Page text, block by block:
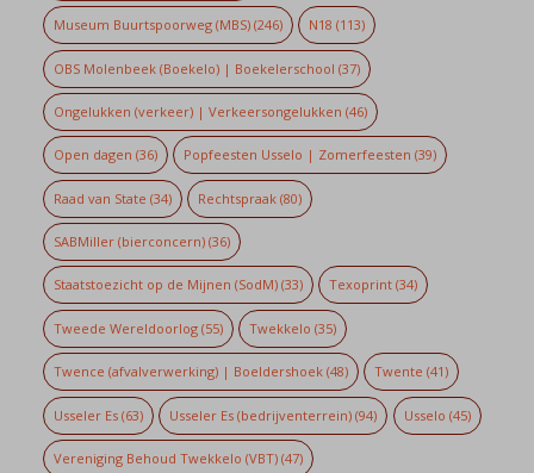
Museum Buurtspoorweg (MBS)(246) N18 (113)
OBS Molenbeek (Boekelo) | Boekelerschool (37)
Ongelukken (verkeer) | Verkeersongelukken (46)
Open dagen (36) Popfeesten Usselo | Zomerfeesten (39)
Raad van State (34) Rechtspraak (80)
SABMiller (bierconcern)(36)
Staatstoezicht op de Mijnen (SodM)(33) Texoprint (34)
Tweede Wereldoorlog(55) Twekkelo (35)
Twence (afvalverwerking) | Boeldershoek(48) Twente (41)
Usseler Es(63) Usseler Es (bedrijventerrein) (94) Usselo (45)
Vereniging Behoud Twekkelo (VBT)(47)